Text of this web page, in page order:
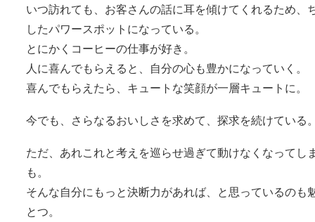
いつ訪れても、お客さんの話に耳を傾けてくれるため、
したパワースポットになっている。
とにかくコーヒーの仕事が好き。
人に喜んでもらえると、自分の心も豊かになっていく。
喜んでもらえたら、キュートな笑顔が一層キュートに。
今でも、さらなるおいしさを求めて、探求を続けている
ただ、あれこれと考えを巡らせ過ぎて動けなくなってし
も。
そんな自分にもっと決断力があれば、と思っているのも
とつ。